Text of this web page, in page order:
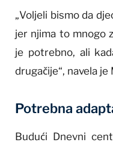
„Voljeli bismo da
jer njima to mnogo
je potrebno, ali
drugačije“, navela je
Potrebna
Budući Dnevni